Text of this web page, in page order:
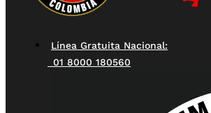
Línea Gratuita Nacional:
01 8000 180560